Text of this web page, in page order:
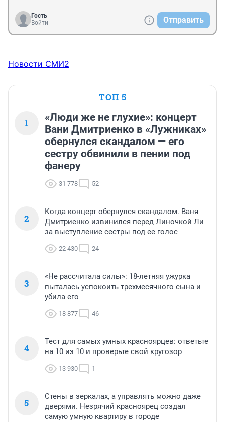
Гость
Войти
Отправить
Новости СМИ2
ТОП 5
1
«Люди же не глухие»: концерт
Вани Дмитриенко в «Лужниках»
обернулся скандалом — его
сестру обвинили в пении под
фанеру
31 778 52
2
Когда концерт обернулся скандалом. Ваня
Дмитриенко извинился перед Линочкой Ли
за выступление сестры под ее голос
22 430 24
3
«Не рассчитала силы»: 18-летняя ужурка
пыталась успокоить трехмесячного сына и
убила его
18 877 46
4
Тест для самых умных красноярцев: ответьте
на 10 из 10 и проверьте свой кругозор
13 930 1
5
Стены в зеркалах, а управлять можно даже
дверями. Незрячий красноярец создал
самую умную квартиру в городе